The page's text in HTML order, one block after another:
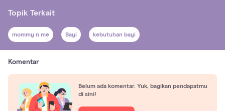
Topik Terkait
mommy n me Bayi kebutuhan bayi
Komentar
Belum ada komentar. Yuk, bagikan pendapatmu
di sini!